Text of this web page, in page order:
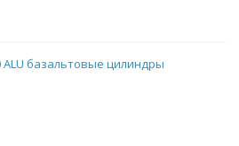
ALU базальтовые цилиндры